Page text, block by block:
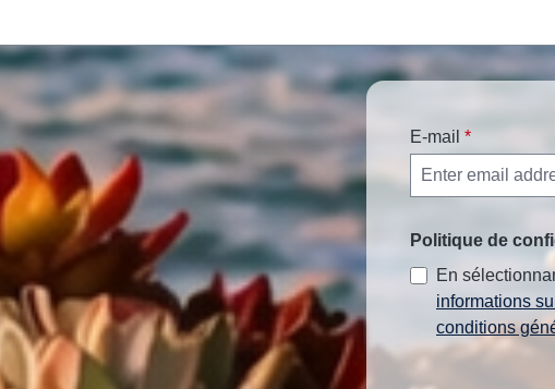
E-mail *
Politique de
En
informations
conditions